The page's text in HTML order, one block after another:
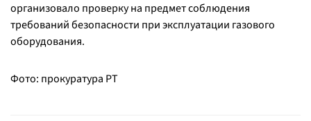
организовало проверку на предмет соблюдения
требований безопасности при эксплуатации газового
оборудования.
Фото: прокуратура РТ